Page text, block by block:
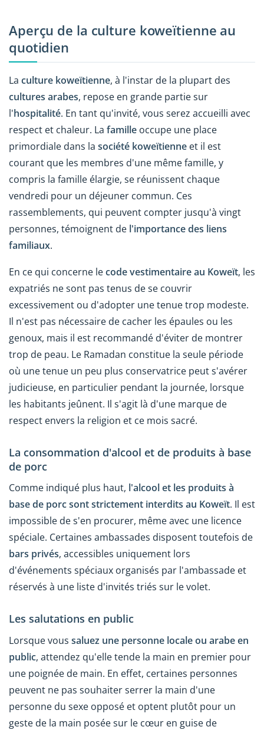
Aperçu de la culture koweïtienne au
quotidien
La culture koweïtienne, à l'instar de la plupart des
cultures arabes, repose en grande partie sur
l'hospitalité. En tant qu'invité, vous serez accueilli avec
respect et chaleur. La famille occupe une place
primordiale dans la société koweïtienne et il est
courant que les membres d'une même famille, y
compris la famille élargie, se réunissent chaque
vendredi pour un déjeuner commun. Ces
rassemblements, qui peuvent compter jusqu'à vingt
personnes, témoignent de l'importance des liens
familiaux.
En ce qui concerne lecode vestimentaireau Koweït, les
expatriés ne sont pas tenus de se couvrir
excessivement ou d'adopter une tenue trop modeste.
Il n'est pas nécessaire de cacher les épaules ou les
genoux, mais il est recommandé d'éviter de montrer
trop de peau. Le Ramadan constitue la seule période
où une tenue un peu plus conservatrice peut s'avérer
judicieuse, en particulier pendant la journée, lorsque
les habitants jeûnent. Il s'agit là d'une marque de
respect envers la religion et ce mois sacré.
La consommation d'alcool et de produits à base
de porc
Comme indiqué plus haut, l'alcool et les produits à
base de porc sont strictement interdits au Koweït. Il est
impossible de s'en procurer, même avec une licence
spéciale. Certaines ambassades disposent toutefois de
bars privés, accessibles uniquement lors
d'événements spéciaux organisés par l'ambassade et
réservés à une liste d'invités triés sur le volet.
Les salutations en public
Lorsque vous saluez une personne locale ou arabe en
public, attendez qu'elle tende la main en premier pour
une poignée de main. En effet, certaines personnes
peuvent ne pas souhaiter serrer la main d'une
personne du sexe opposé et optent plutôt pour un
geste de la main posée sur le cœur en guise de